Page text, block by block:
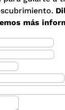
más